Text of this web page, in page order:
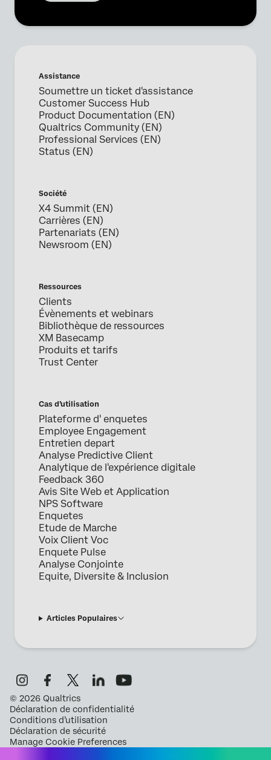
Assistance
Soumettre un ticket d'assistance
Customer Success Hub
Product Documentation (EN)
Qualtrics Community (EN)
Professional Services (EN)
Status (EN)
Société
X4 Summit (EN)
Carrières (EN)
Partenariats (EN)
Newsroom (EN)
Ressources
Clients
Évènements et webinars
Bibliothèque de ressources
XM Basecamp
Produits et tarifs
Trust Center
Cas d’utilisation
Plateforme d' enquetes
Employee Engagement
Entretien depart
Analyse Predictive Client
Analytique de l'expérience digitale
Feedback 360
Avis Site Web et Application
NPS Software
Enquetes
Etude de Marche
Voix Client Voc
Enquete Pulse
Analyse Conjointe
Equite, Diversite & Inclusion
Articles Populaires
© 2026 Qualtrics
Déclaration de confidentialité
Conditions d’utilisation
Déclaration de sécurité
Manage Cookie Preferences